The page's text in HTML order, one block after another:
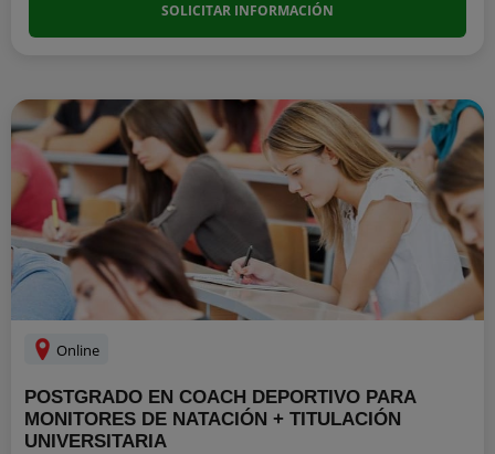
SOLICITAR INFORMACIÓN
Online
POSTGRADO EN COACH DEPORTIVO PARA
MONITORES DE NATACIÓN + TITULACIÓN
UNIVERSITARIA